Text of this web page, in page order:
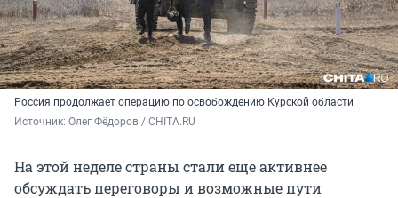
Россия продолжает операцию по освобождению Курской области
Источник: Олег Фёдоров / CHITA.RU
На этой неделе страны стали еще активнее
обсуждать переговоры и возможные пути